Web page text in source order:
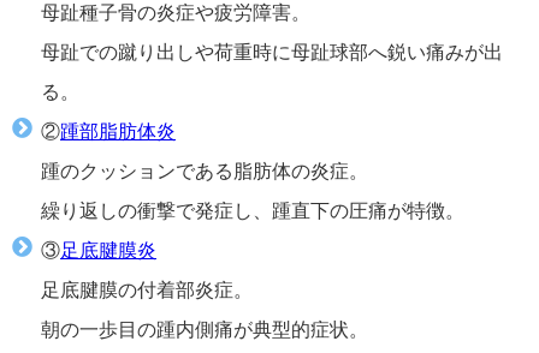
母趾種子骨の炎症や疲労障害。
母趾での蹴り出しや荷重時に母趾球部へ鋭い痛みが出
る。
②踵部脂肪体炎
踵のクッションである脂肪体の炎症。
繰り返しの衝撃で発症し、踵直下の圧痛が特徴。
③足底腱膜炎
足底腱膜の付着部炎症。
朝の一歩目の踵内側痛が典型的症状。